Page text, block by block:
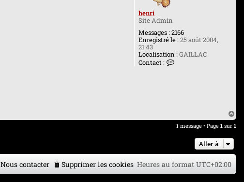
henri
Site Admin
Messages :2166
Enregistré le :25 août 2004,
21:43
Localisation :GAILLAC
Contact :
r
h
i
u
1 message • Page 1 sur 1
Aller à
Heures au format UTC+02:00
Supprimer les cookies
Nous contacter